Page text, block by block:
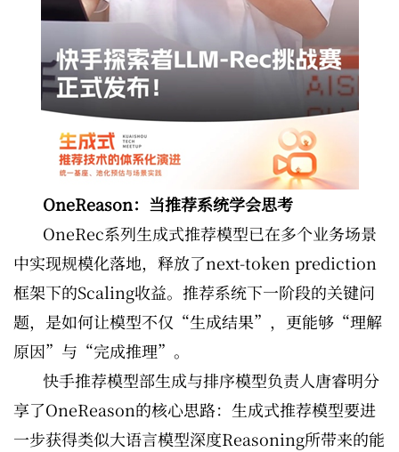
OneReason：当推荐系统学会思考
OneRec系列生成式推荐模型已在多个业务场景
中实现规模化落地，释放了next-token prediction
框架下的Scaling收益。推荐系统下一阶段的关键问
题，是如何让模型不仅“生成结果”，更能够“理解
原因”与“完成推理”。
快手推荐模型部生成与排序模型负责人唐睿明分
享了OneReason的核心思路：生成式推荐模型要进
一步获得类似大语言模型深度Reasoning所带来的能